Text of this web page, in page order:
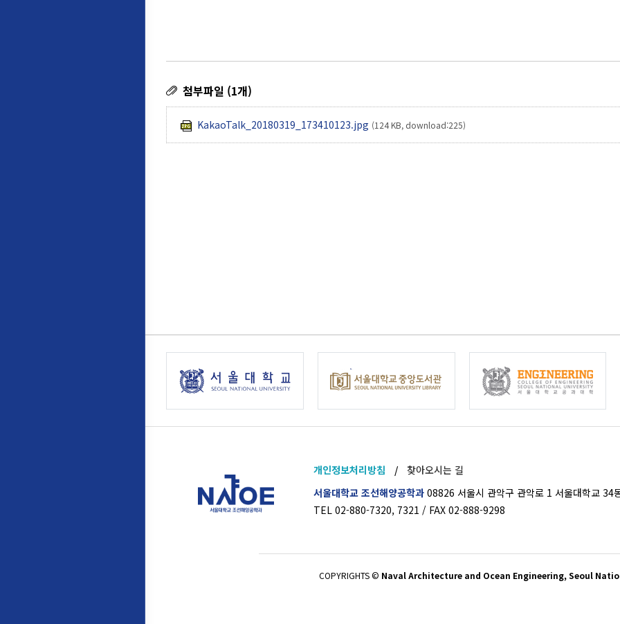
첨부파일 (1개)
KakaoTalk_20180319_173410123.jpg (124 KB, download:225)
개인정보처리방침 /
찾아오시는 길
서울대학교 조선해양공학과 08826 서울시 관악구 관악로 1 서울대학교 34
TEL 02-880-7320, 7321 / FAX 02-888-9298
COPYRIGHTS © Naval Architecture and Ocean Engineering, Seoul